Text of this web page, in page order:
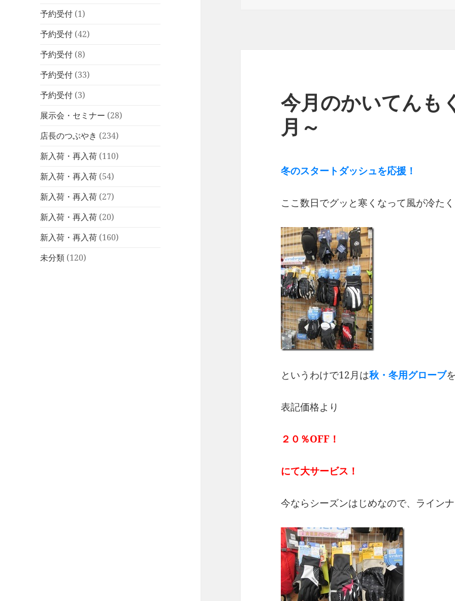
予約受付 (1)
予約受付 (42)
予約受付 (8)
予約受付 (33)
予約受付 (3)
展示会・セミナー (28)
店長のつぶやき (234)
新入荷・再入荷 (110)
新入荷・再入荷 (54)
新入荷・再入荷 (27)
新入荷・再入荷 (20)
新入荷・再入荷 (160)
未分類 (120)
今月のかいてんも
月～
冬のスタートダッシュを応援！
ここ数日でグッと寒くなって風が冷た
というわけで12月は秋・冬用グローブ
表記価格より
２０％OFF！
にて大サービス！
今ならシーズンはじめなので、ライン